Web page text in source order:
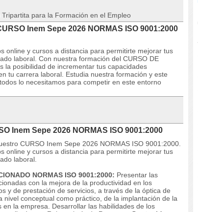
para la Formación en el Empleo
Inem Sepe 2026 NORMAS ISO 9001:2000
online y cursos a distancia para permitirte mejorar tus
laboral. Con nuestra formación del CURSO DE
la posibilidad de incrementar tus capacidades
tu carrera laboral. Estudia nuestra formación y este
lo necesitamos para competir en este entorno
Inem Sepe 2026 NORMAS ISO 9001:2000
CURSO Inem Sepe 2026 NORMAS ISO 9001:2000.
online y cursos a distancia para permitirte mejorar tus
laboral.
NORMAS ISO 9001:2000: Presentar las
con la mejora de la productividad en los
y de prestación de servicios, a través de la óptica de
nivel conceptual como práctico, de la implantación de la
la empresa. Desarrollar las habilidades de los